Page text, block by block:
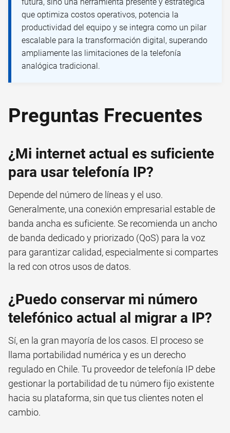
que optimiza costos operativos, potencia la
productividad del equipo y se integra como un pilar
escalable para la transformación digital, superando
ampliamente las limitaciones de la telefonía
analógica tradicional.
Preguntas Frecuentes
¿Mi internet actual es suficiente
para usar telefonía IP?
Depende del número de líneas y el uso.
Generalmente, una conexión empresarial estable de
banda ancha es suficiente. Se recomienda un ancho
de banda dedicado y priorizado (QoS) para la voz
para garantizar calidad, especialmente si compartes
la red con otros usos de datos.
¿Puedo conservar mi número
telefónico actual al migrar a IP?
Sí, en la gran mayoría de los casos. El proceso se
llama portabilidad numérica y es un derecho
regulado en Chile. Tu proveedor de telefonía IP debe
gestionar la portabilidad de tu número fijo existente
hacia su plataforma, sin que tus clientes noten el
cambio.